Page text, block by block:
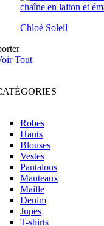
Chloé Soleil
Tout
Robes
Hauts
Blouses
Vestes
Pantalons
Manteaux
Maille
Denim
Jupes
T-shirts